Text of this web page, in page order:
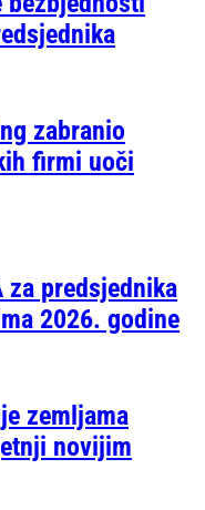
zabranio
firmi uoči
za predsjednika
2026. godine
zemljama
novijim